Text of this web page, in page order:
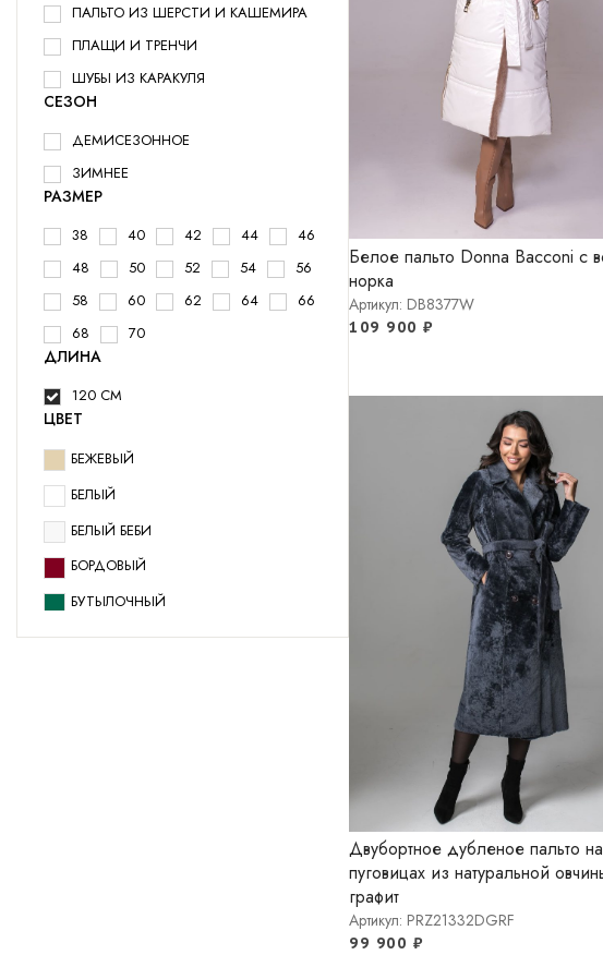
ПАЛЬТО ИЗ ШЕРСТИ И КАШЕМИРА
ПЛАЩИ И ТРЕНЧИ
ШУБЫ ИЗ КАРАКУЛЯ
СЕЗОН
ДЕМИСЕЗОННОЕ
ЗИМНЕЕ
РАЗМЕР
38 40 42 44
46
48
50 52 54
56
58
60 62 64
66
68
70
ДЛИНА
120 СМ
ЦВЕТ
БЕЖЕВЫЙ
БЕЛЫЙ
БЕЛЫЙ БЕБИ
БОРДОВЫЙ
БУТЫЛОЧНЫЙ
БУТЫЛОЧНЫЙ ПАСТЕЛЬ
Белое пальто Donna Bacconi с
норка
Артикул: DB8377W
109 900 ₽
Двубортное дубленое пальто на
пуговицах из натуральной
графит
Артикул: PRZ21332DGRF
99 900 ₽